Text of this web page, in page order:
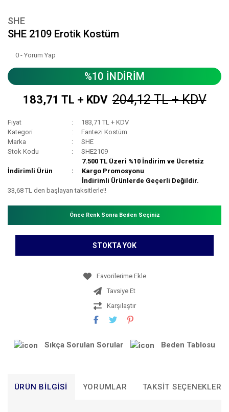
SHE
SHE 2109 Erotik Kostüm
0 - Yorum Yap
%10 İNDİRİM
183,71 TL + KDV 204,12 TL + KDV
Fiyat
183,71 TL + KDV
Kategori
Fantezi Kostüm
Marka
SHE
Stok Kodu
SHE2109
İndirimli Ürün
7.500 TL Üzeri %10 İndirim ve Ücretsiz
Kargo Promosyonu
İndirimli Ürünlerde Geçerli Değildir.
33,68 TL den başlayan taksitlerle!!
Önce Renk Sonra Beden Seçiniz
STOKTA YOK
Tavsiye Et
Karşılaştır
Sıkça Sorulan Sorular Beden Tablosu
ÜRÜN BILGISI YORUMLAR TAKSIT SEÇENEKLERI